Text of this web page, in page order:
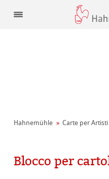
Hahnemühle Carte per Artisti
Blocco per